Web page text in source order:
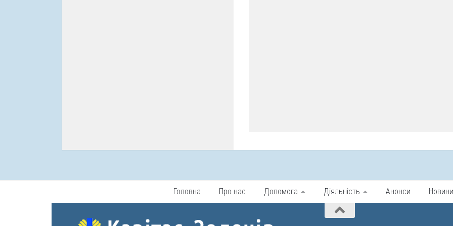
Головна Про нас Допомога Діяльність Анонси Новини